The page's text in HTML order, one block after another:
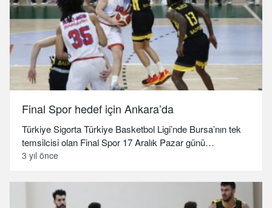
Final Spor hedef için Ankara’da
Türkiye Sigorta Türkiye Basketbol Ligi’nde Bursa’nın tek
temsilcisi olan Final Spor 17 Aralık Pazar günü…
3 yıl önce